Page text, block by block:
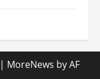
| MoreNews by AF